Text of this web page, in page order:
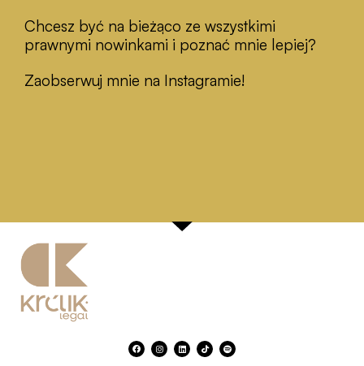
Chcesz być na bieżąco ze wszystkimi
prawnymi nowinkami i poznać mnie lepiej?
Zaobserwuj mnie na Instagramie!
F
a
c
I
n
s
L
i
n
T
i
k
S
p
o